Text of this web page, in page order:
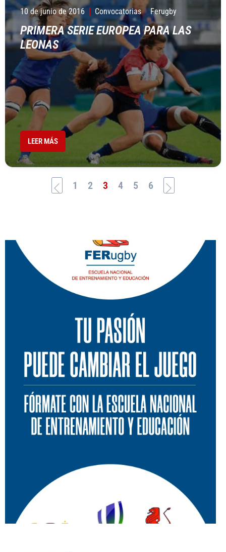
10 de junio de 2016 Convocatorias Ferugby
PRIMERA SERIE EUROPEA PARA LAS
LEONAS
LEER MÁS
1 2 3 4 5 6